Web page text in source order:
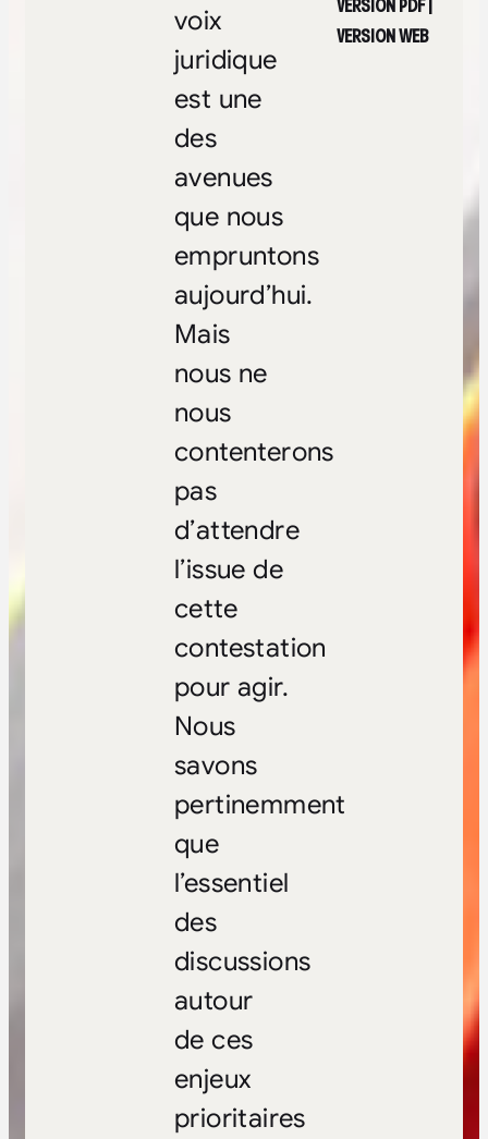
VERSION PDF|
VERSION WEB
voix
juridique
est une
des
avenues
que nous
empruntons
aujourd’hui.
Mais
nous ne
nous
contenterons
pas
d’attendre
l’issue de
cette
contestation
pour agir.
Nous
savons
pertinemment
que
l’essentiel
des
discussions
autour
de ces
enjeux
prioritaires